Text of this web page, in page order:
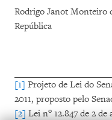
Rodrigo Janot Monteiro
República
[1] Projeto de Lei do
2011, proposto pelo
[2]Lei no12.847 de 2 de